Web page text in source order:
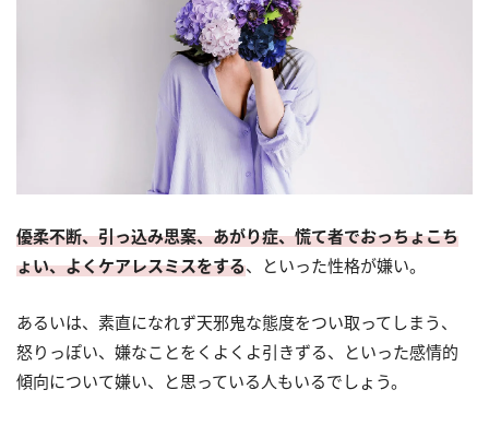
優柔不断、引っ込み思案、あがり症、慌て者でおっちょこち
ょい、よくケアレスミスをする、といった性格が嫌い。
あるいは、素直になれず天邪鬼な態度をつい取ってしまう、
怒りっぽい、嫌なことをくよくよ引きずる、といった感情的
傾向について嫌い、と思っている人もいるでしょう。